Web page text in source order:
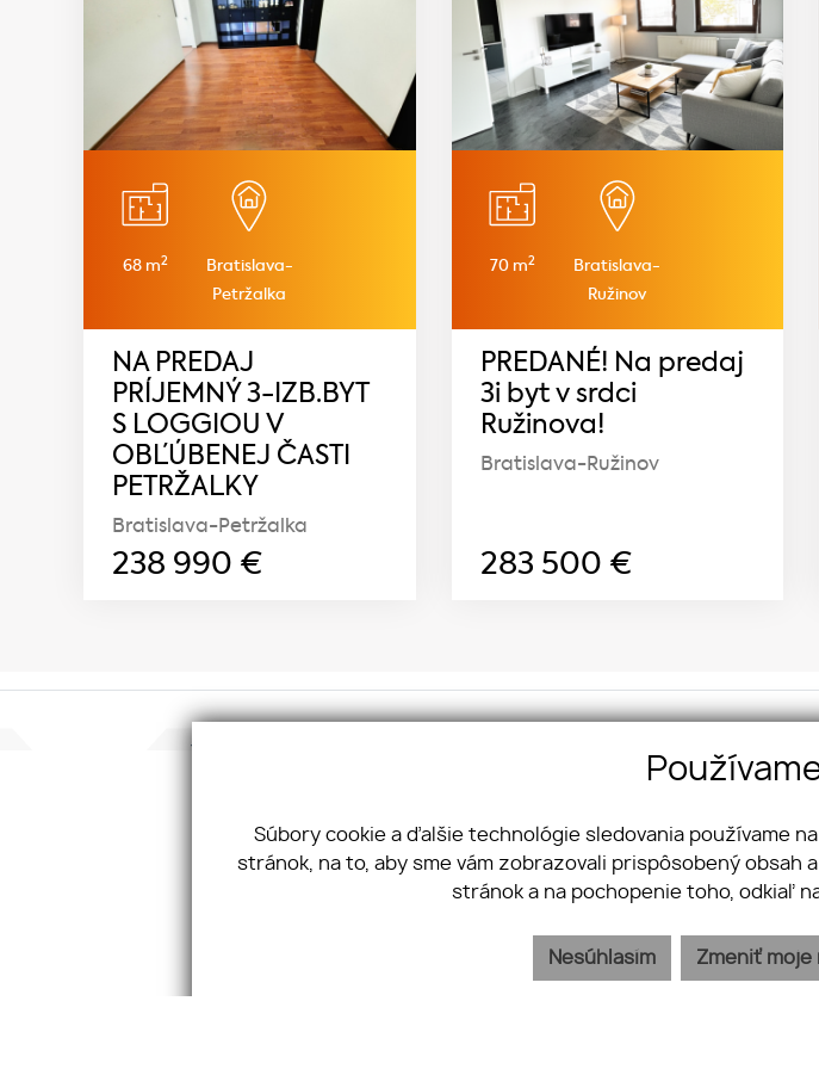
68 m2
Bratislava-
Petržalka
NA PREDAJ
PRÍJEMNÝ 3-IZB.BYT
S LOGGIOU V
OBĽÚBENEJ ČASTI
PETRŽALKY
Bratislava-Petržalka
238 990 €
70 m2
Bratislava-
Ružinov
PREDANÉ! Na predaj
3i byt v srdci
Ružinova!
Bratislava-Ružinov
283 500 €
811 02 Bratislava - mestská časť Staré
Tel:+421 950 356 356
Súbory cookie a ďalšie technológie sledovania používame
stránok, na to, aby sme vám zobrazovali prispôsobený obsah
stránok a na pochopenie toho, odkiaľ
Nesúhlasím Zmeniť moje